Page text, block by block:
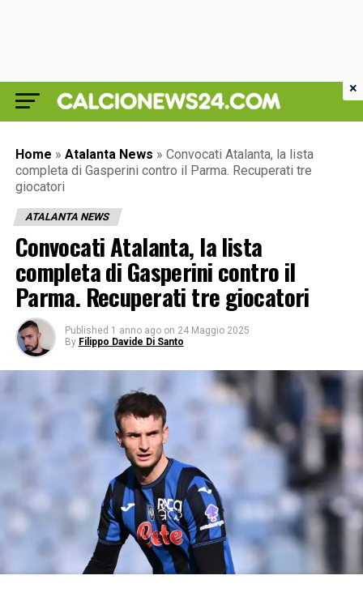
Home » Atalanta News » Convocati Atalanta, la lista
completa di Gasperini contro il Parma. Recuperati tre
giocatori
ATALANTA NEWS
Convocati Atalanta, la lista
completa di Gasperini contro il
Parma. Recuperati tre giocatori
Published 1 anno ago on 24 Maggio 2025
By Filippo Davide Di Santo
×